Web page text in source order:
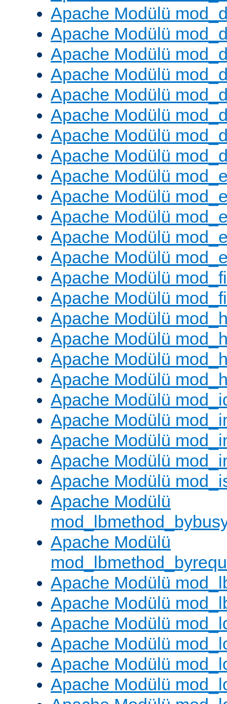
Apache Modülü
Apache Modülü
Apache Modülü
Apache Modülü
Apache Modülü
Apache Modülü
Apache Modülü
Apache Modülü
Apache Modülü
Apache Modülü
Apache Modülü
Apache Modülü
Apache Modülü
Apache Modülü
Apache Modülü
Apache Modülü
Apache Modülü
Apache Modülü
Apache Modülü
Apache Modülü
Apache Modülü
Apache Modülü
Apache Modülü
Apache Modülü
Apache Modülü
Apache Modülü
Apache Modülü
Apache Modülü
Apache Modülü
Apache Modülü
Apache Modülü
Apache Modülü